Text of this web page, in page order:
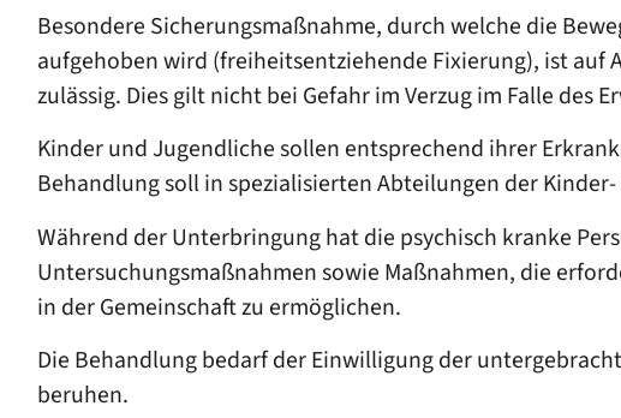
Besondere Sicherungsmaßnahme, durch welche die
aufgehoben wird (freiheitsentziehende Fixierung), ist
zulässig. Dies gilt nicht bei Gefahr im Verzug im Falle des
Kinder und Jugendliche sollen entsprechend ihrer
Behandlung soll in spezialisierten Abteilungen der
Während der Unterbringung hat die psychisch kranke
Untersuchungsmaßnahmen sowie Maßnahmen, die
in der Gemeinschaft zu ermöglichen.
Die Behandlung bedarf der Einwilligung der
beruhen.